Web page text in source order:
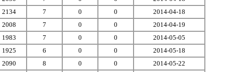
2134 7 0 0 2014-04-18
2008 7 0 0 2014-04-19
1983 7 0 0 2014-05-05
1925 6 0 0 2014-05-18
2090 8 0 0 2014-05-22